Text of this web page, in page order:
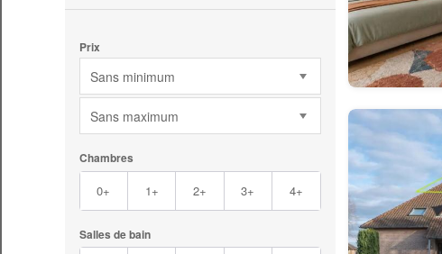
Prix
Sans minimum
Sans maximum
Chambres
0+ 1+ 2+ 3+ 4+
Salles de bain